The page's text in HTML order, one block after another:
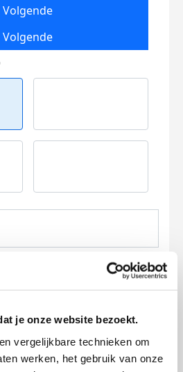
je onze website bezoekt.
vergelijkbare technieken om
werken, het gebruik van onze
Volgende
Volgende
aan de transactiekosten